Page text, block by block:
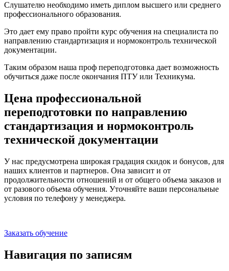
Слушателю необходимо иметь диплом высшего или среднего
профессионального образования.
Это дает ему право пройти курс обучения на специалиста по
направлению стандартизация и нормоконтроль технической
документации.
Таким образом наша проф переподготовка дает возможность
обучиться даже после окончания ПТУ или Техникума.
Цена профессиональной
переподготовки по направлению
стандартизация и нормоконтроль
технической документации
У нас предусмотрена широкая градация скидок и бонусов, для
наших клиентов и партнеров. Она зависит и от
продолжительности отношений и от общего объема заказов и
от разового объема обучения. Уточняйте ваши персональные
условия по телефону у менеджера.
Заказать обучение
Навигация по записям